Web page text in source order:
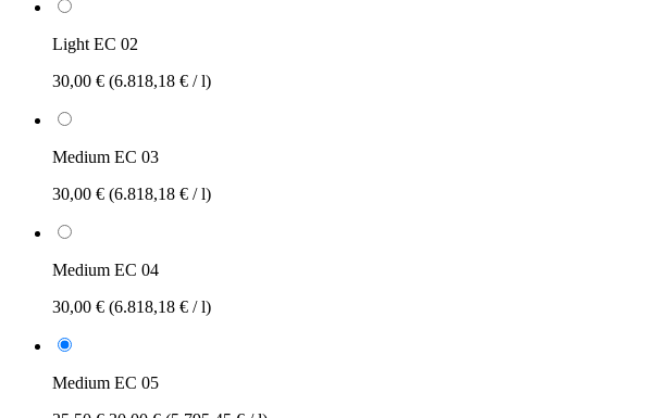
Light EC 02
30,00 € (6.818,18 € / l)
Medium EC 03
30,00 € (6.818,18 € / l)
Medium EC 04
30,00 € (6.818,18 € / l)
Medium EC 05